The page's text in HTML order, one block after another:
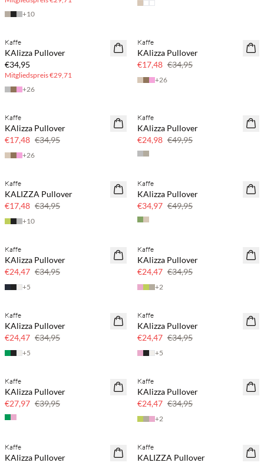
+10
Kaffe
KAlizza Pullover
€34,95
Mitgliedspreis€29,71
+26
SAVE20
Kaffe
KAlizza Pullover
€17,48 €34,95
+26
SAVE20
Kaffe
KAlizza Pullover
€17,48 €34,95
+26
SAVE20
Kaffe
KAlizza Pullover
€24,98 €49,95
SAVE20
Kaffe
KALIZZA Pullover
€17,48 €34,95
+10
SAVE20
Kaffe
KAlizza Pullover
€34,97 €49,95
SAVE20
Kaffe
KAlizza Pullover
€24,47 €34,95
+5
SAVE20
Kaffe
KAlizza Pullover
€24,47 €34,95
+2
SAVE20
Kaffe
KAlizza Pullover
€24,47 €34,95
+5
SAVE20
Kaffe
KAlizza Pullover
€24,47 €34,95
+5
SAVE20
Kaffe
KAlizza Pullover
€27,97 €39,95
SAVE20
Kaffe
KAlizza Pullover
€24,47 €34,95
+2
Kaffe
KAlizza Pullover
SAVE20
Kaffe
KALIZZA Pullover